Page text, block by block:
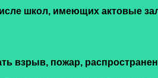
школ, имеющих актовые
взрыв, пожар,